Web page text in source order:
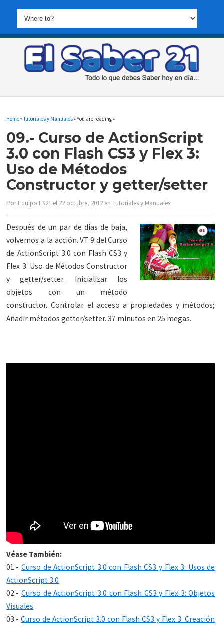
Home»Tutoriales y Manuales» You are reading »
09.- Curso de ActionScript
3.0 con Flash CS3 y Flex 3:
Uso de Métodos
Constructor y getter/setter
PorEquipo ES21 el 22 octubre, 2012 enTutoriales y Manuales
Después de un par de días de baja,
volvemos a la acción. VT 9 del Curso
de ActionScript 3.0 con Flash CS3 y
Flex 3. Uso de Métodos Constructor
y getter/setter. Inicializar los
objetos con un método
constructor. Controlar el acceso a propiedades y métodos;
Añadir métodos getter/setter. 37 minutos en 25 megas.
Véase También:
01.-Curso de ActionScript 3.0 con Flash CS3 y Flex 3: Usos de
ActionScript 3.0
02.-Curso de ActionScript 3.0 con Flash CS3 y Flex 3: Objetos
Visuales
03.-Curso de ActionScript 3.0 con Flash CS3 y Flex 3: Creación